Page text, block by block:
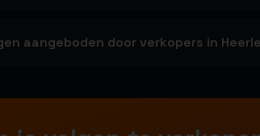
aangeboden door verkopers in